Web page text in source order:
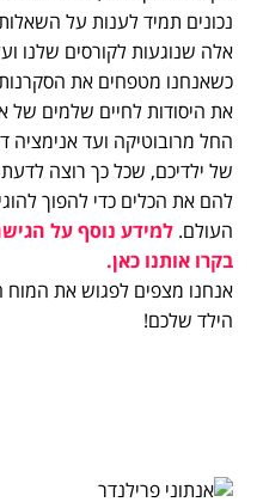
נכונים תמיד לענות על
אלה שנוגעות לקורסים שלנו
כשאנחנו מטפחים את
את היסודות לחיים שלמים של
החל מרובוטיקה ועד אנימציה
של ילדיכם, שכל כך רוצה
להם את הכלים כדי להפוך
העולם. למידע נוסף על
בקרו אותנו כאן.
אנחנו מצפים לפגוש את המוח
הילד שלכם!